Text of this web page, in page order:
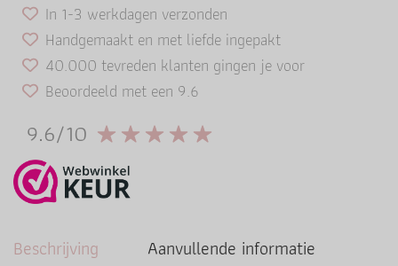
In 1-3 werkdagen verzonden
Handgemaakt en met liefde ingepakt
40.000 tevreden klanten gingen je voor
Beoordeeld met een 9.6
9.6/10
Beschrijving
Aanvullende informatie